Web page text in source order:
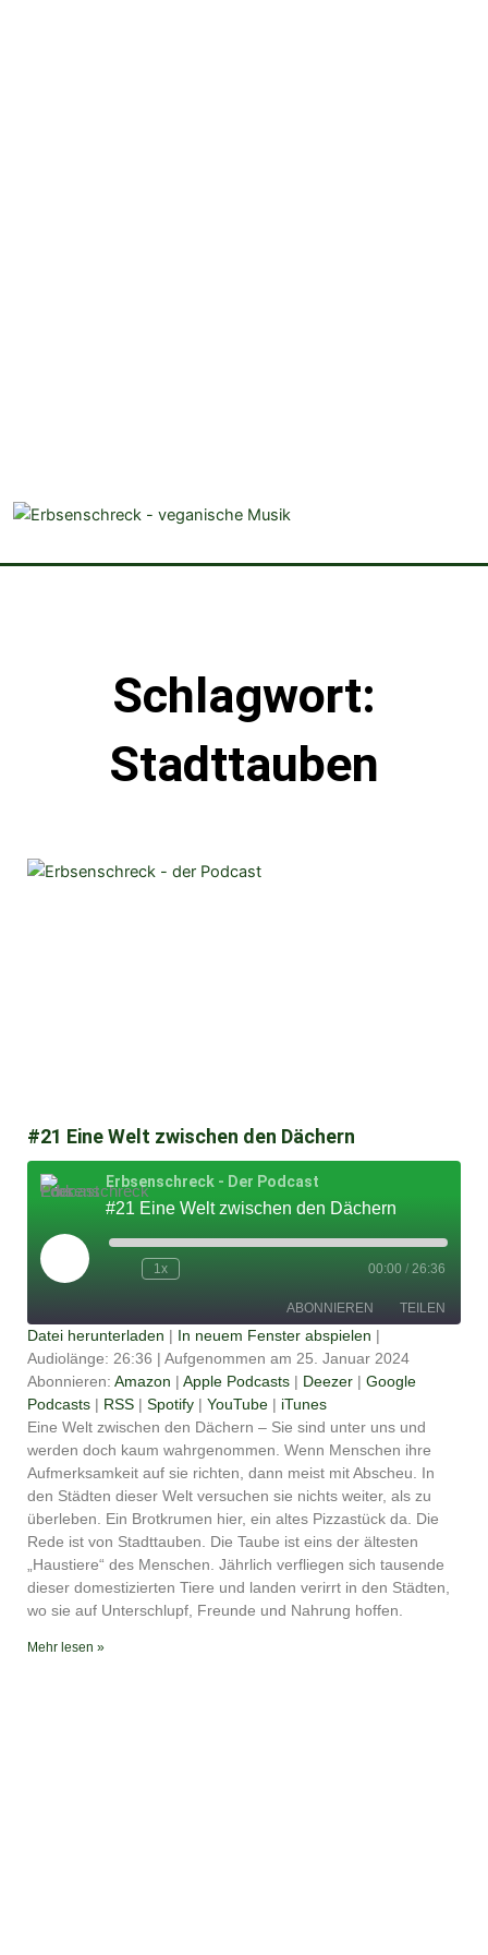
Schlagwort:
Stadttauben
#21 Eine Welt zwischen den Dächern
Erbsenschreck - Der Podcast
#21 Eine Welt zwischen den Dächern
Play
Episode
1x 00:00 / 26:36
ABONNIEREN TEILEN
Amazon
Deezer Google Podcasts
RSS Spotify
YouTube iTunes
RSS FEED
TEILEN
LINK
EMBED
Datei herunterladen | In neuem Fenster abspielen |
Audiolänge: 26:36 | Aufgenommen am 25. Januar 2024
Abonnieren: Amazon | Apple Podcasts | Deezer | Google
Podcasts | RSS | Spotify | YouTube | iTunes
Eine Welt zwischen den Dächern – Sie sind unter uns und
werden doch kaum wahrgenommen. Wenn Menschen ihre
Aufmerksamkeit auf sie richten, dann meist mit Abscheu. In
den Städten dieser Welt versuchen sie nichts weiter, als zu
überleben. Ein Brotkrumen hier, ein altes Pizzastück da. Die
Rede ist von Stadttauben. Die Taube ist eins der ältesten
„Haustiere“ des Menschen. Jährlich verfliegen sich tausende
dieser domestizierten Tiere und landen verirrt in den Städten,
wo sie auf Unterschlupf, Freunde und Nahrung hoffen.
Mehr lesen »